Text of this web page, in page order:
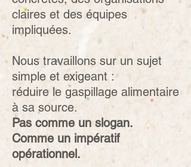
claires et des équipes
impliquées.
Nous travaillons sur un sujet
simple et exigeant :
réduire le gaspillage alimentaire
à sa source.​
Pas comme un slogan.
Comme un impératif
opérationnel.